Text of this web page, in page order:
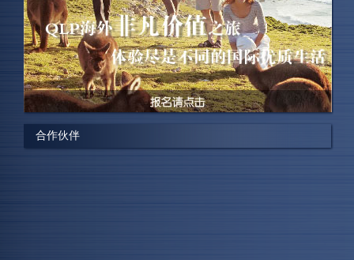
“此次展会获得巨大成功,我们获得了许多有价值的客户接
触机会。”
Stacey ，澳洲国丰投资集团 营运总监
“公司今次推介的荷兰地产项目，开展短短2个钟头已获得
10个订购意向，“大超预期”，今届达成200个意向“没问
合作伙伴